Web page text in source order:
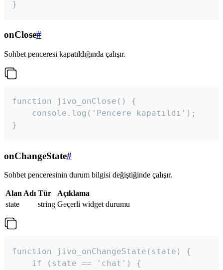
}
onClose#
Sohbet penceresi kapatıldığında çalışır.
function jivo_onClose() {
    console.log('Pencere kapatıldı');
}
onChangeState#
Sohbet penceresinin durum bilgisi değiştiğinde çalışır.
Alan Adı Tür
Açıklama
state
string Geçerli widget durumu
function jivo_onChangeState(state) {
    if (state == 'chat') {